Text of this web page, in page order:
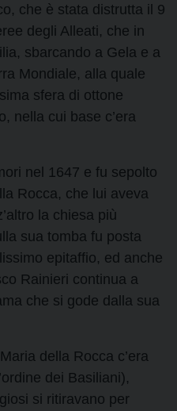
che è stata distrutta il 9
degli Alleati, che in
sbarcando a Gela e a
Mondiale, alla quale
sfera di ottone
nella cui base c’era
nel 1647 e fu sepolto
Rocca, che lui aveva
la chiesa più
sua tomba fu posta
epitaffio, ed anche
Rainieri continua a
che si gode dalla sua
della Rocca c’era
dei Basiliani),
si ritiravano per